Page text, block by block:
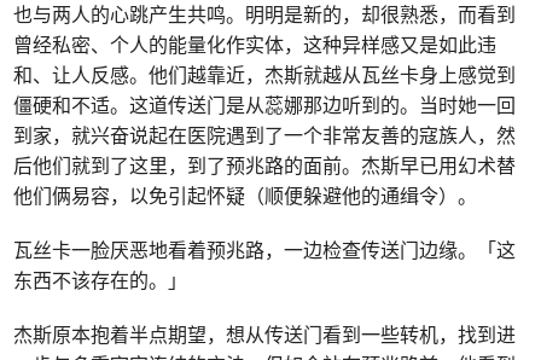
也与两人的心跳产生共鸣。明明是新的，却很熟悉，而看到
曾经私密、个人的能量化作实体，这种异样感又是如此违
和、让人反感。他们越靠近，杰斯就越从瓦丝卡身上感觉到
僵硬和不适。这道传送门是从蕊娜那边听到的。当时她一回
到家，就兴奋说起在医院遇到了一个非常友善的寇族人，然
后他们就到了这里，到了预兆路的面前。杰斯早已用幻术替
他们俩易容，以免引起怀疑（顺便躲避他的通缉令）。
瓦丝卡一脸厌恶地看着预兆路，一边检查传送门边缘。「这
东西不该存在的。」
杰斯原本抱着半点期望，想从传送门看到一些转机，找到进